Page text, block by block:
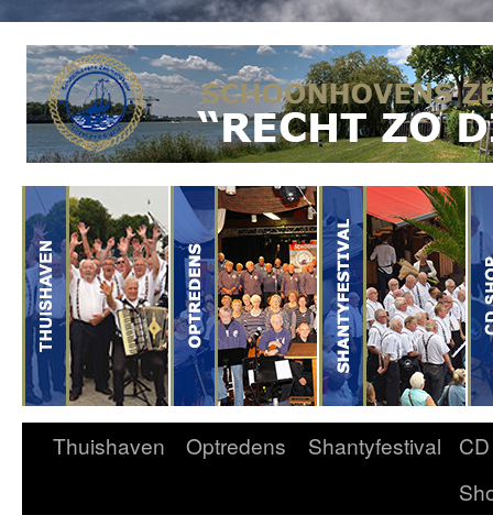
Thuishaven Optredens Shantyfestival
CD